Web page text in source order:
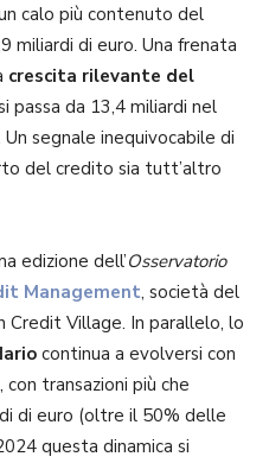
calo più contenuto del
miliardi di euro. Una frenata
crescita rilevante del
passa da 13,4 miliardi nel
segnale inequivocabile di
del credito sia tutt’altro
edizione dell’Osservatorio
Management, società del
Credit Village. In parallelo, lo
continua a evolversi con
transazioni più che
di euro (oltre il 50% delle
questa dinamica si